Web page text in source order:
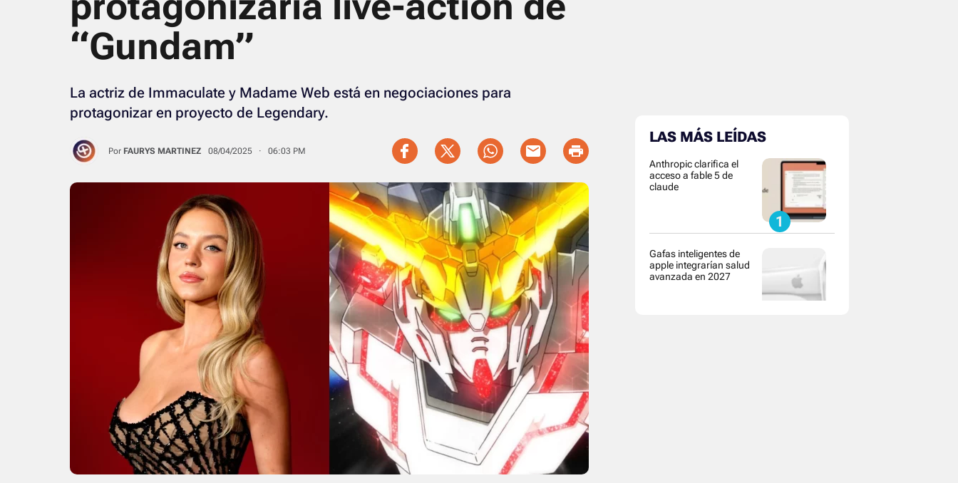
“Gundam”
La actriz de Immaculate y Madame Web está en negociaciones para
protagonizar en proyecto de Legendary.
Por FAURYS MARTINEZ 08/04/2025 · 06:03 PM
LAS MÁS LEÍDAS
Anthropic clarifica el
acceso a fable 5 de
claude
Gafas inteligentes de
apple integrarían salud
avanzada en 2027